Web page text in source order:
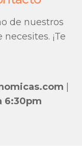
de nuestros
¡Te
6:30pm